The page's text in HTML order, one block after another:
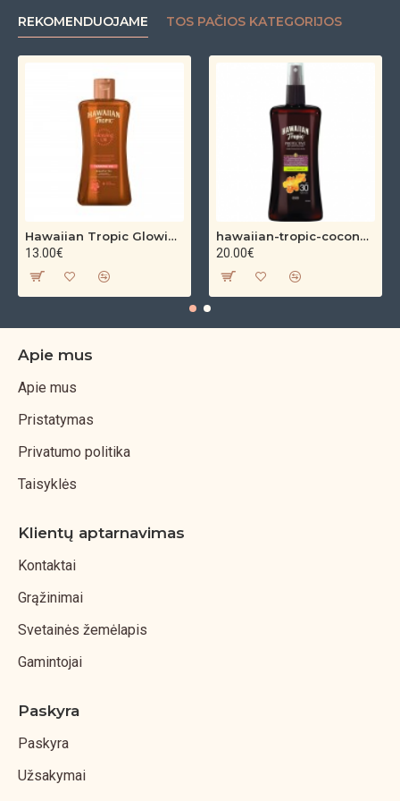
REKOMENDUOJAME TOS PAČIOS KATEGORIJOS
Hawaiian Tropic Glowing Oil – bronzinantis kūno aliejus su spindesiu (200 ml)
13.00€
hawaiian-tropic-coconut-argan-dry-oil-spf-30-spray-200ml
20.00€
Apie mus
Apie mus
Pristatymas
Privatumo politika
Taisyklės
Klientų aptarnavimas
Kontaktai
Grąžinimai
Svetainės žemėlapis
Gamintojai
Paskyra
Paskyra
Užsakymai